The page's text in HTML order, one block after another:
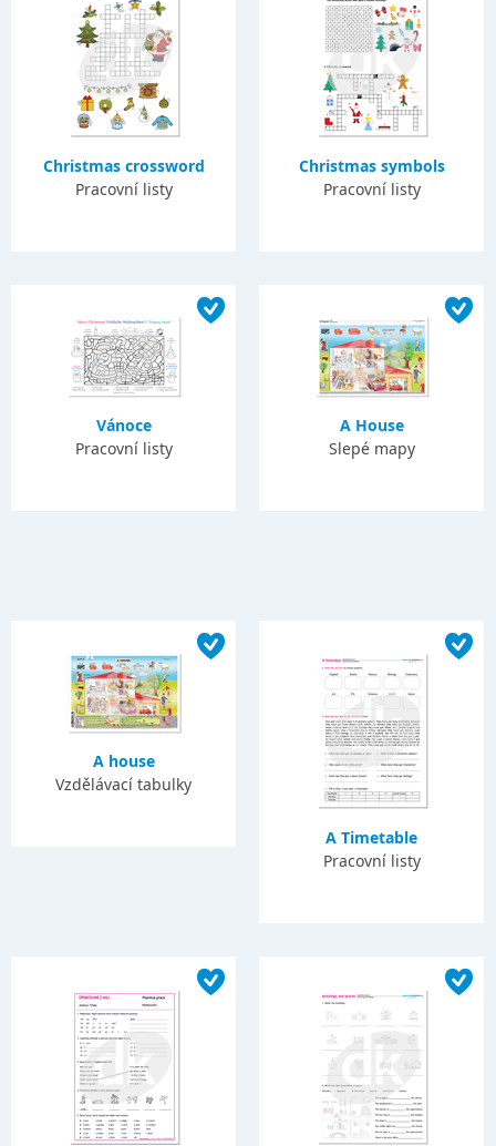
Christmas crossword
Pracovní listy
Christmas symbols
Pracovní listy
Vánoce
Pracovní listy
A House
Slepé mapy
A house
Vzdělávací tabulky
A Timetable
Pracovní listy